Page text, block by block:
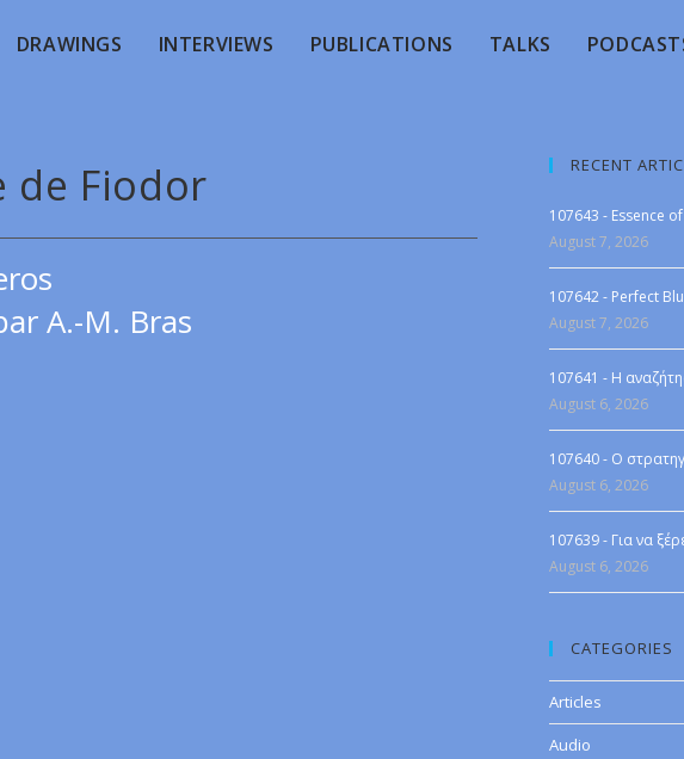
DRAWINGS INTERVIEWS PUBLICATIONS TALKS
de Fiodor
A.-M. Bras
RECENT
107643 - Essence
August 7, 2026
107642 - Perfect
August 7, 2026
107641 - Η
August 6, 2026
107640 - Ο
August 6, 2026
107639 - Για να
August 6, 2026
CATEGORIES
Articles
Audio